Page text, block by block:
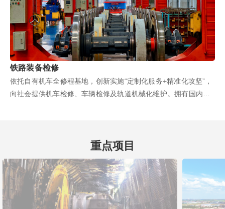
铁路装备检修
依托自有机车全修程基地，创新实施“定制化服务+精准化攻坚”，
向社会提供机车检修、车辆检修及轨道机械化维护。拥有国内首
重点项目